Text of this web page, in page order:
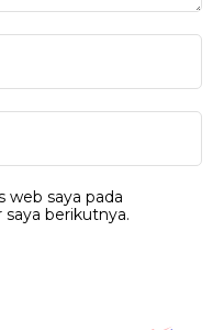
web saya pada
berikutnya.